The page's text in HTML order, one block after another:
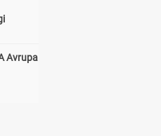
Avrupa